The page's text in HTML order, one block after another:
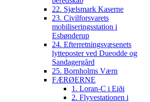
22. Sjælsmark Kaserne
23. Civilforsvarets
mobiliseringsstation i
Esbønderup
24. Efterretningsvæsenets
lytteposter ved Dueodde og
Sandagergård
25. Bornholms Værn
FÆRØERNE
1. Loran-C i Eiði
2. Flyvestationen i